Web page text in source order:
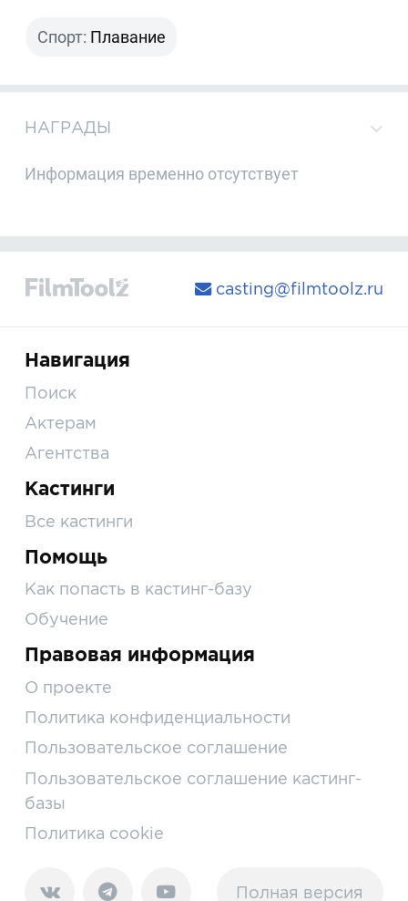
Спорт: Плавание
НАГРАДЫ
Информация временно отсутствует
casting@filmtoolz.ru
Навигация
Поиск
Актерам
Агентства
Кастинги
Все кастинги
Помощь
Как попасть в кастинг-базу
Обучение
Правовая информация
О проекте
Политика конфиденциальности
Пользовательское соглашение
Пользовательское соглашение кастинг-
базы
Политика cookie
Полная версия